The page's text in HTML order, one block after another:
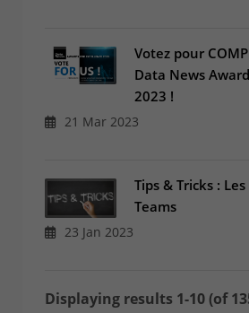
Votez pour
Data News
2023 !
21 Mar 2023
Tips & Tricks :
Teams
23 Jan 2023
Displaying results 1-10 (of